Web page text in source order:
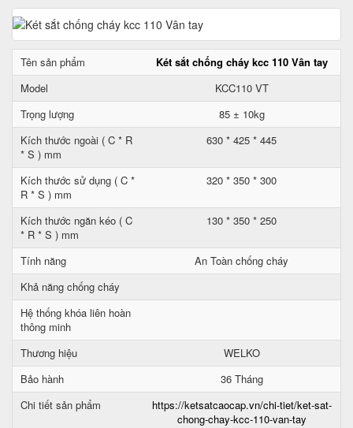
Tên sản phẩm
Két sắt chống cháy kcc 110 Vân tay
Model
KCC110 VT
Trọng lượng
85 ± 10kg
Kích thước ngoài ( C * R
* S ) mm
630 * 425 * 445
Kích thước sử dụng ( C *
R * S ) mm
320 * 350 * 300
Kích thước ngăn kéo ( C
* R * S ) mm
130 * 350 * 250
Tính năng
An Toàn chống cháy
Khả năng chống cháy
Hệ thống khóa liên hoàn
thông minh
Thương hiệu
WELKO
Bảo hành
36 Tháng
Chi tiết sản phẩm
https://ketsatcaocap.vn/chi-tiet/ket-sat-
chong-chay-kcc-110-van-tay